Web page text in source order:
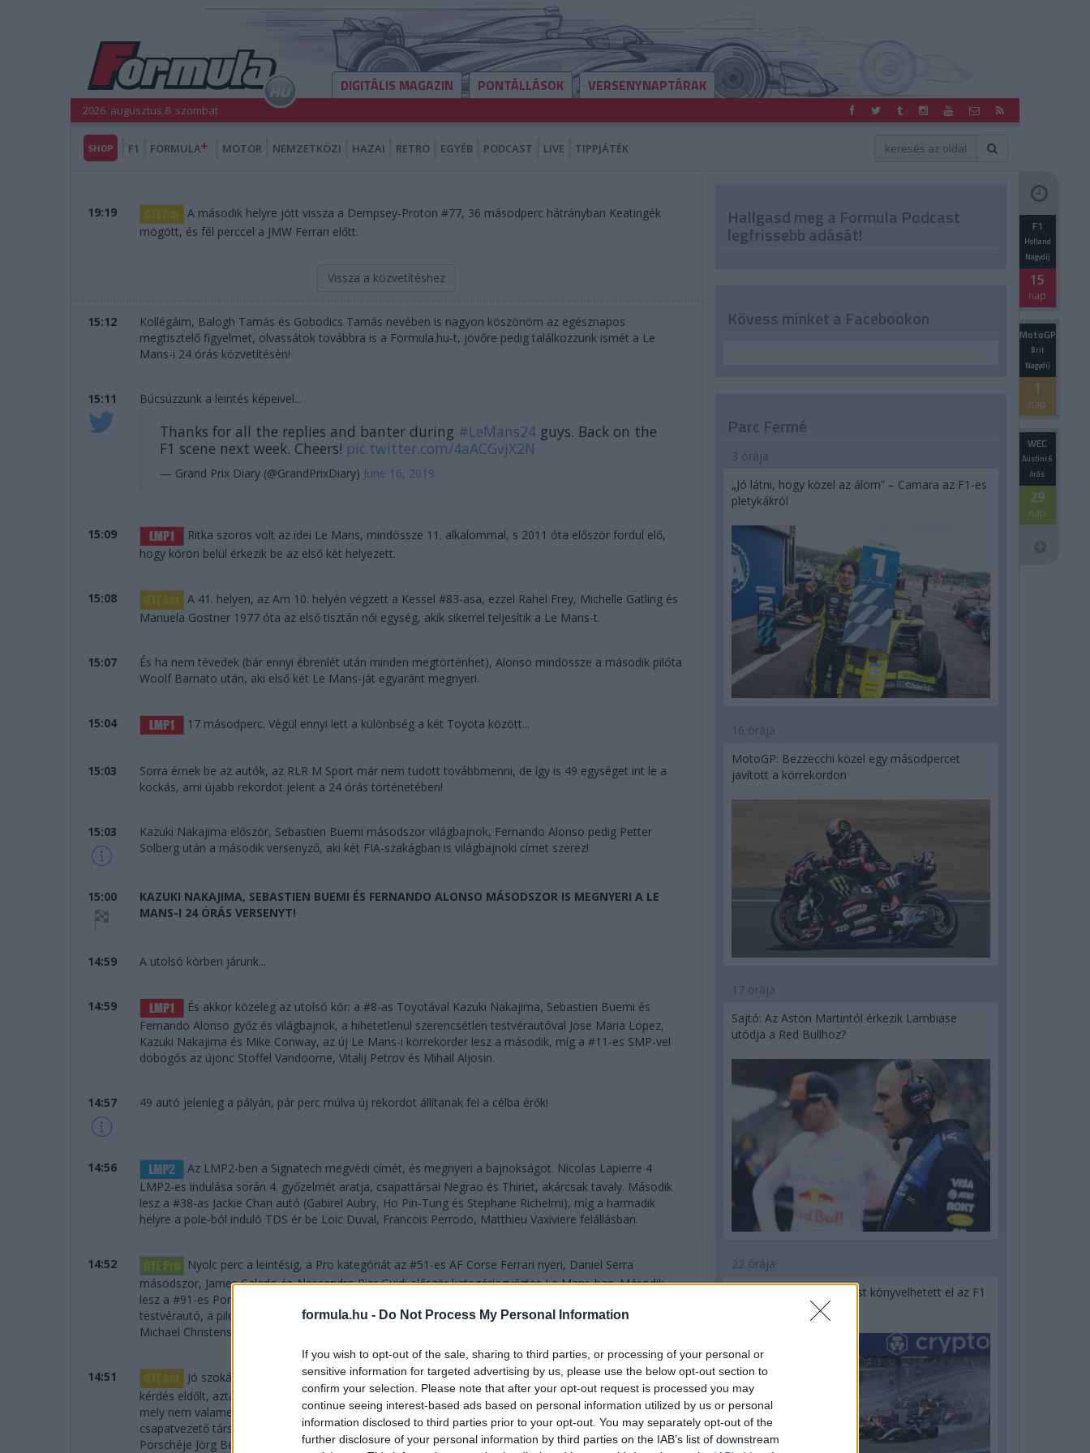
formula.hu - Do Not Process My Personal Information
If you wish to opt-out of the sale, sharing to third parties, or processing of your personal or
sensitive information for targeted advertising by us, please use the below opt-out section to
confirm your selection. Please note that after your opt-out request is processed you may
continue seeing interest-based ads based on personal information utilized by us or personal
information disclosed to third parties prior to your opt-out. You may separately opt-out of the
further disclosure of your personal information by third parties on the IAB’s list of downstream
DIGITÁLIS MAGAZIN PONTÁLLÁSOK VERSENYNAPTÁRAK
2026. augusztus 8. szombat
SHOP F1 FORMULA MOTOR NEMZETKÖZI HAZAI RETRO EGYÉB PODCAST LIVE TIPPJÁTÉK
19:19
A második helyre jött vissza a Dempsey-Proton #77, 36 másodperc hátrányban Keatingék
mögött, és fél perccel a JMW Ferrari előtt.
Vissza a közvetítéshez
15:12
Kollégáim, Balogh Tamás és Gobodics Tamás nevében is nagyon köszönöm az egésznapos
megtisztelő figyelmet, olvassátok továbbra is a Formula.hu-t, jövőre pedig találkozzunk ismét a Le
Mans-i 24 órás közvetítésén!
15:11 Búcsúzzunk a leintés képeivel...
Thanks for all the replies and banter during #LeMans24guys. Back on the
F1 scene next week. Cheers! pic.twitter.com/4aACGvjX2N
— Grand Prix Diary (@GrandPrixDiary) June 16, 2019
15:09
Ritka szoros volt az idei Le Mans, mindössze 11. alkalommal, s 2011 óta először fordul elő,
hogy körön belül érkezik be az első két helyezett.
15:08
A 41. helyen, az Am 10. helyén végzett a Kessel #83-asa, ezzel Rahel Frey, Michelle Gatling és
Manuela Gostner 1977 óta az első tisztán női egység, akik sikerrel teljesítik a Le Mans-t.
15:07
És ha nem tévedek (bár ennyi ébrenlét után minden megtörténhet), Alonso mindössze a második pilóta
Woolf Barnato után, aki első két Le Mans-ját egyaránt megnyeri.
15:04 17 másodperc. Végül ennyi lett a különbség a két Toyota között...
15:03
Sorra érnek be az autók, az RLR M Sport már nem tudott továbbmenni, de így is 49 egységet int le a
kockás, ami újabb rekordot jelent a 24 órás történetében!
15:03
Kazuki Nakajima először, Sebastien Buemi másodszor világbajnok, Fernando Alonso pedig Petter
Solberg után a második versenyző, aki két FIA-szakágban is világbajnoki címet szerez!
15:00
KAZUKI NAKAJIMA, SEBASTIEN BUEMI ÉS FERNANDO ALONSO MÁSODSZOR IS MEGNYERI A LE
MANS-I 24 ÓRÁS VERSENYT!
14:59 A utolsó körben járunk...
14:59
És akkor közeleg az utolsó kör: a #8-as Toyotával Kazuki Nakajima, Sebastien Buemi és
Fernando Alonso győz és világbajnok, a hihetetlenül szerencsétlen testvérautóval Jose Maria Lopez,
Kazuki Nakajima és Mike Conway, az új Le Mans-i körrekorder lesz a második, míg a #11-es SMP-vel
dobogós az újonc Stoffel Vandoorne, Vitalij Petrov és Mihail Aljosin.
14:57 49 autó jelenleg a pályán, pár perc múlva új rekordot állítanak fel a célba érők!
14:56
Az LMP2-ben a Signatech megvédi címét, és megnyeri a bajnokságot. Nicolas Lapierre 4
LMP2-es indulása során 4. győzelmét aratja, csapattársai Negrao és Thiriet, akárcsak tavaly. Második
lesz a #38-as Jackie Chan autó (Gabirel Aubry, Ho Pin-Tung és Stephane Richelmi), míg a harmadik
helyre a pole-ból induló TDS ér be Loic Duval, Francois Perrodo, Matthieu Vaxiviere felállásban.
14:52
Nyolc perc a leintésig, a Pro kategóriát az #51-es AF Corse Ferrari nyeri, Daniel Serra
másodszor, James Calado és Alessandro Pier Guidi először kategóriagyőztes Le Mans-ban. Második
lesz a #91-es Porsche, a volánnal Brunival, Lietzcel és Makowieckivel, míg harmadik a #93-as
testvérautó, a pilóták Bamber, Tandy és Pilet. A világbajnokságot a #92-es Porschével Kevin Estre és
Michael Christensen nyeri.
14:51
Jó szokásunkhoz híven megkezdjük az eredményhirdetést, mivel úgy tűnik, hogy minden
kérdés eldőlt, aztán legföljebb tévedünk... Az amatőr kategóriát a mezőny egyetlen olyan nevezője nyeri,
mely nem valamely bajnokságból, hanem "önállóan" nevezett be: Ben Keating privát Fordja, a
csapatvezető társai Jeroen Bleekemolen és Felipe Fraga. Második és WEC-bajnok a Team Project 1
Porschéje Jörg Bergmeisterrel, Patrick Lindseyvel és Egidio Perfettivel, míg harmadikként az újabb erős
Hallgasd meg a Formula Podcast
legfrissebb adását! F1
Holland
Nagydíj
15
nap
MotoGP
Brit
Nagydíj
1
nap
WEC
Austini 6
órás
29
nap
Kövess minket a Facebookon
Parc Fermé
3 órája
„Jó látni, hogy közel az álom” – Camara az F1-es
pletykákról
16 órája
MotoGP: Bezzecchi közel egy másodpercet
javított a körrekordon
17 órája
Sajtó: Az Aston Martintól érkezik Lambiase
utódja a Red Bullhoz?
22 órája
Óriási bevétel-visszaesést könyvelhetett el az F1
a második negyedévben